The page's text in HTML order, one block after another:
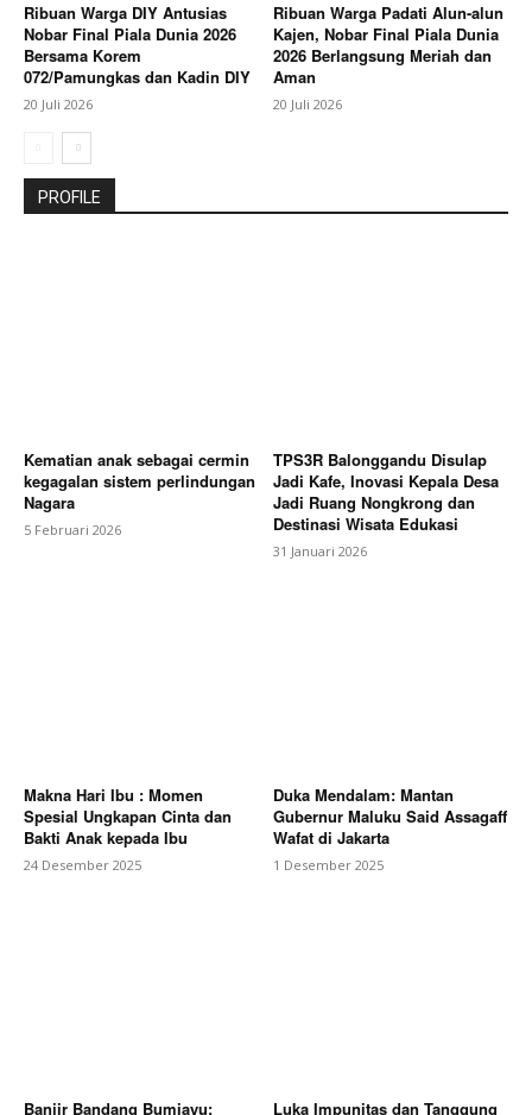
Ribuan Warga DIY Antusias
Nobar Final Piala Dunia 2026
Bersama Korem
072/Pamungkas dan Kadin DIY
20 Juli 2026
Ribuan Warga Padati Alun-alun
Kajen, Nobar Final Piala Dunia
2026 Berlangsung Meriah dan
Aman
20 Juli 2026
PROFILE
Kematian anak sebagai cermin
kegagalan sistem perlindungan
Nagara
5 Februari 2026
TPS3R Balonggandu Disulap
Jadi Kafe, Inovasi Kepala Desa
Jadi Ruang Nongkrong dan
Destinasi Wisata Edukasi
31 Januari 2026
Makna Hari Ibu : Momen
Spesial Ungkapan Cinta dan
Bakti Anak kepada Ibu
24 Desember 2025
Duka Mendalam: Mantan
Gubernur Maluku Said Assagaff
Wafat di Jakarta
1 Desember 2025
Banjir Bandang Bumiayu: Luka Impunitas dan Tanggung